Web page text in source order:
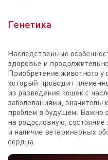
Генетика
Наследственные
здоровье и
Приобретение животного у
который проводит
из разведения кошек с
заболеваниями,
проблем в будущем. Важно
на родословную,
и наличие ветеринарных
сердца.